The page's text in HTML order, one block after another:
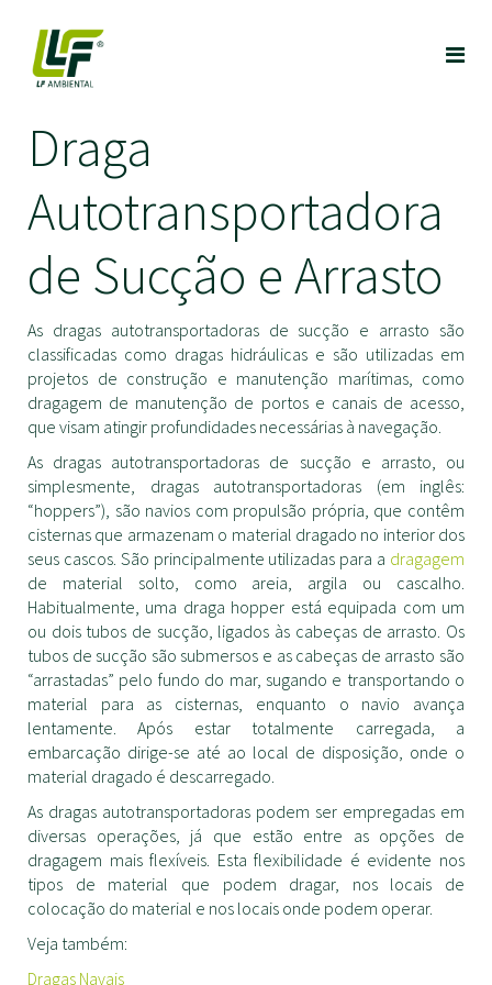
Draga
Autotransportadora
de Sucção e Arrasto
As dragas autotransportadoras de sucção e arrasto são
classificadas como dragas hidráulicas e são utilizadas em
projetos de construção e manutenção marítimas, como
dragagem de manutenção de portos e canais de acesso,
que visam atingir profundidades necessárias à navegação.
As dragas autotransportadoras de sucção e arrasto, ou
simplesmente, dragas autotransportadoras (em inglês:
“hoppers”), são navios com propulsão própria, que contêm
cisternas que armazenam o material dragado no interior dos
seus cascos. São principalmente utilizadas para a dragagem
de material solto, como areia, argila ou cascalho.
Habitualmente, uma draga hopper está equipada com um
ou dois tubos de sucção, ligados às cabeças de arrasto. Os
tubos de sucção são submersos e as cabeças de arrasto são
“arrastadas” pelo fundo do mar, sugando e transportando o
material para as cisternas, enquanto o navio avança
lentamente. Após estar totalmente carregada, a
embarcação dirige-se até ao local de disposição, onde o
material dragado é descarregado.
As dragas autotransportadoras podem ser empregadas em
diversas operações, já que estão entre as opções de
dragagem mais flexíveis. Esta flexibilidade é evidente nos
tipos de material que podem dragar, nos locais de
colocação do material e nos locais onde podem operar.
Veja também:
Dragas Navais